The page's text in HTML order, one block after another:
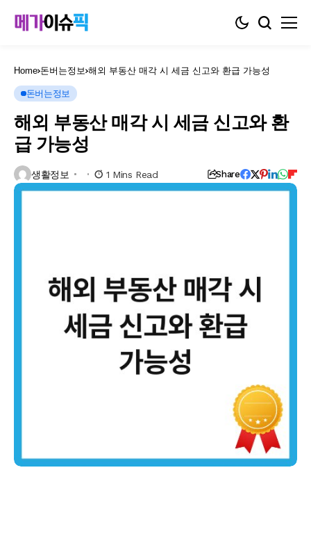
Home 돈버는정보 해외 부동산 매각 시 세금 신고와 환급 가능성
돈버는정보
해외 부동산 매각 시 세금 신고와 환
급 가능성
생활정보 1 Mins Read Share